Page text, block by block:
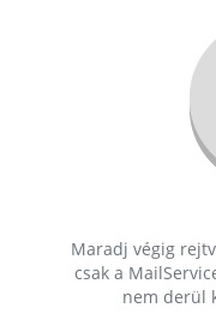
Maradj végig
csak a
nem derül